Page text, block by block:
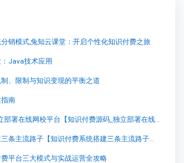
销模式,兔知云课堂：开启个性化知识付费之旅
Java技术应用
、限制与知识变现的平衡之道
南
知识付费源码_独立部署在线网校平台【知识付费源码_独立部署在线网校平台知识付费系统系统怎么制作，知识付费系统搭建使用教程】
知识付费系统搭建三条主流路子【知识付费系统搭建三条主流路子知识付费系统系统怎么制作，知识付费系统搭建使用教程】
平台三大模式与实战运营全攻略